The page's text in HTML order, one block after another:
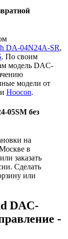
DA-04N24A-SR,
. По своим
модель DAC-
модели от
и Hoocon.
05SM без
на
в
заказать
Сделать
или
DAC-
-